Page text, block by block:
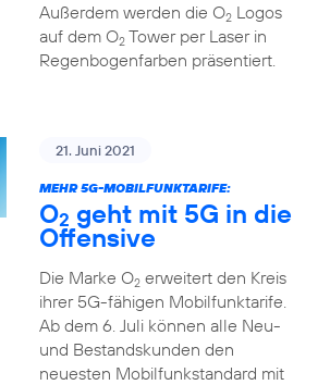
Außerdem werden die O2Logos
auf dem O2Tower per Laser in
Regenbogenfarben präsentiert.
21. Juni 2021
MEHR 5G-MOBILFUNKTARIFE:
O2 geht mit 5G in die
Offensive
Die Marke O2erweitert den Kreis
ihrer 5G-fähigen Mobilfunktarife.
Ab dem 6. Juli können alle Neu-
und Bestandskunden den
neuesten Mobilfunkstandard mit